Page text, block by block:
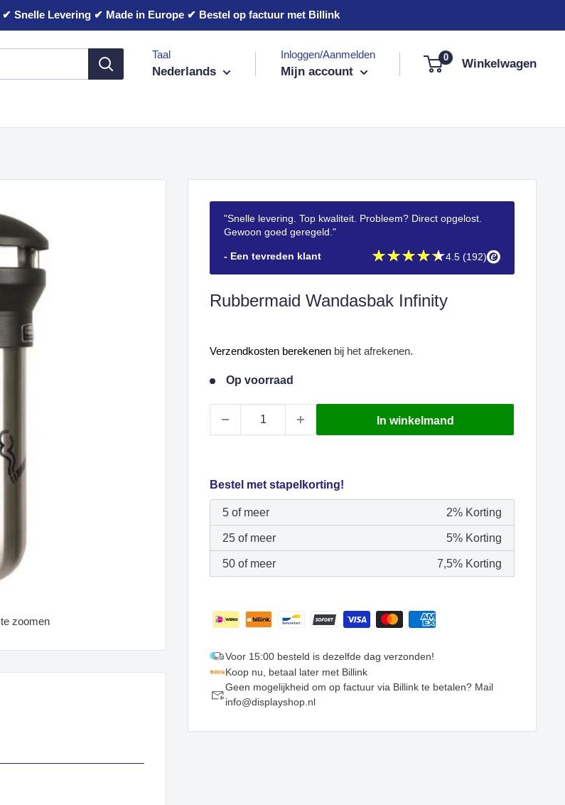
✔ Snelle Levering ✔ Made in Europe ✔ Bestel op factuur met Billink
Taal
Nederlands
Inloggen/Aanmelden
Mijn account
0 Winkelwagen
zoomen
"Snelle levering. Top kwaliteit. Probleem? Direct opgelost.
Gewoon goed geregeld."
- Een tevreden klant 4.5 (192)
Rubbermaid Wandasbak Infinity
Verkoopprijs
Verzendkosten berekenen bij het afrekenen.
Op voorraad
In winkelmand
Bestel met stapelkorting!
5 of meer 2% Korting
25 of meer 5% Korting
50 of meer 7,5% Korting
Voor 15:00 besteld is dezelfde dag verzonden!
Koop nu, betaal later met Billink
Geen mogelijkheid om op factuur via Billink te betalen? Mail
info@displayshop.nl